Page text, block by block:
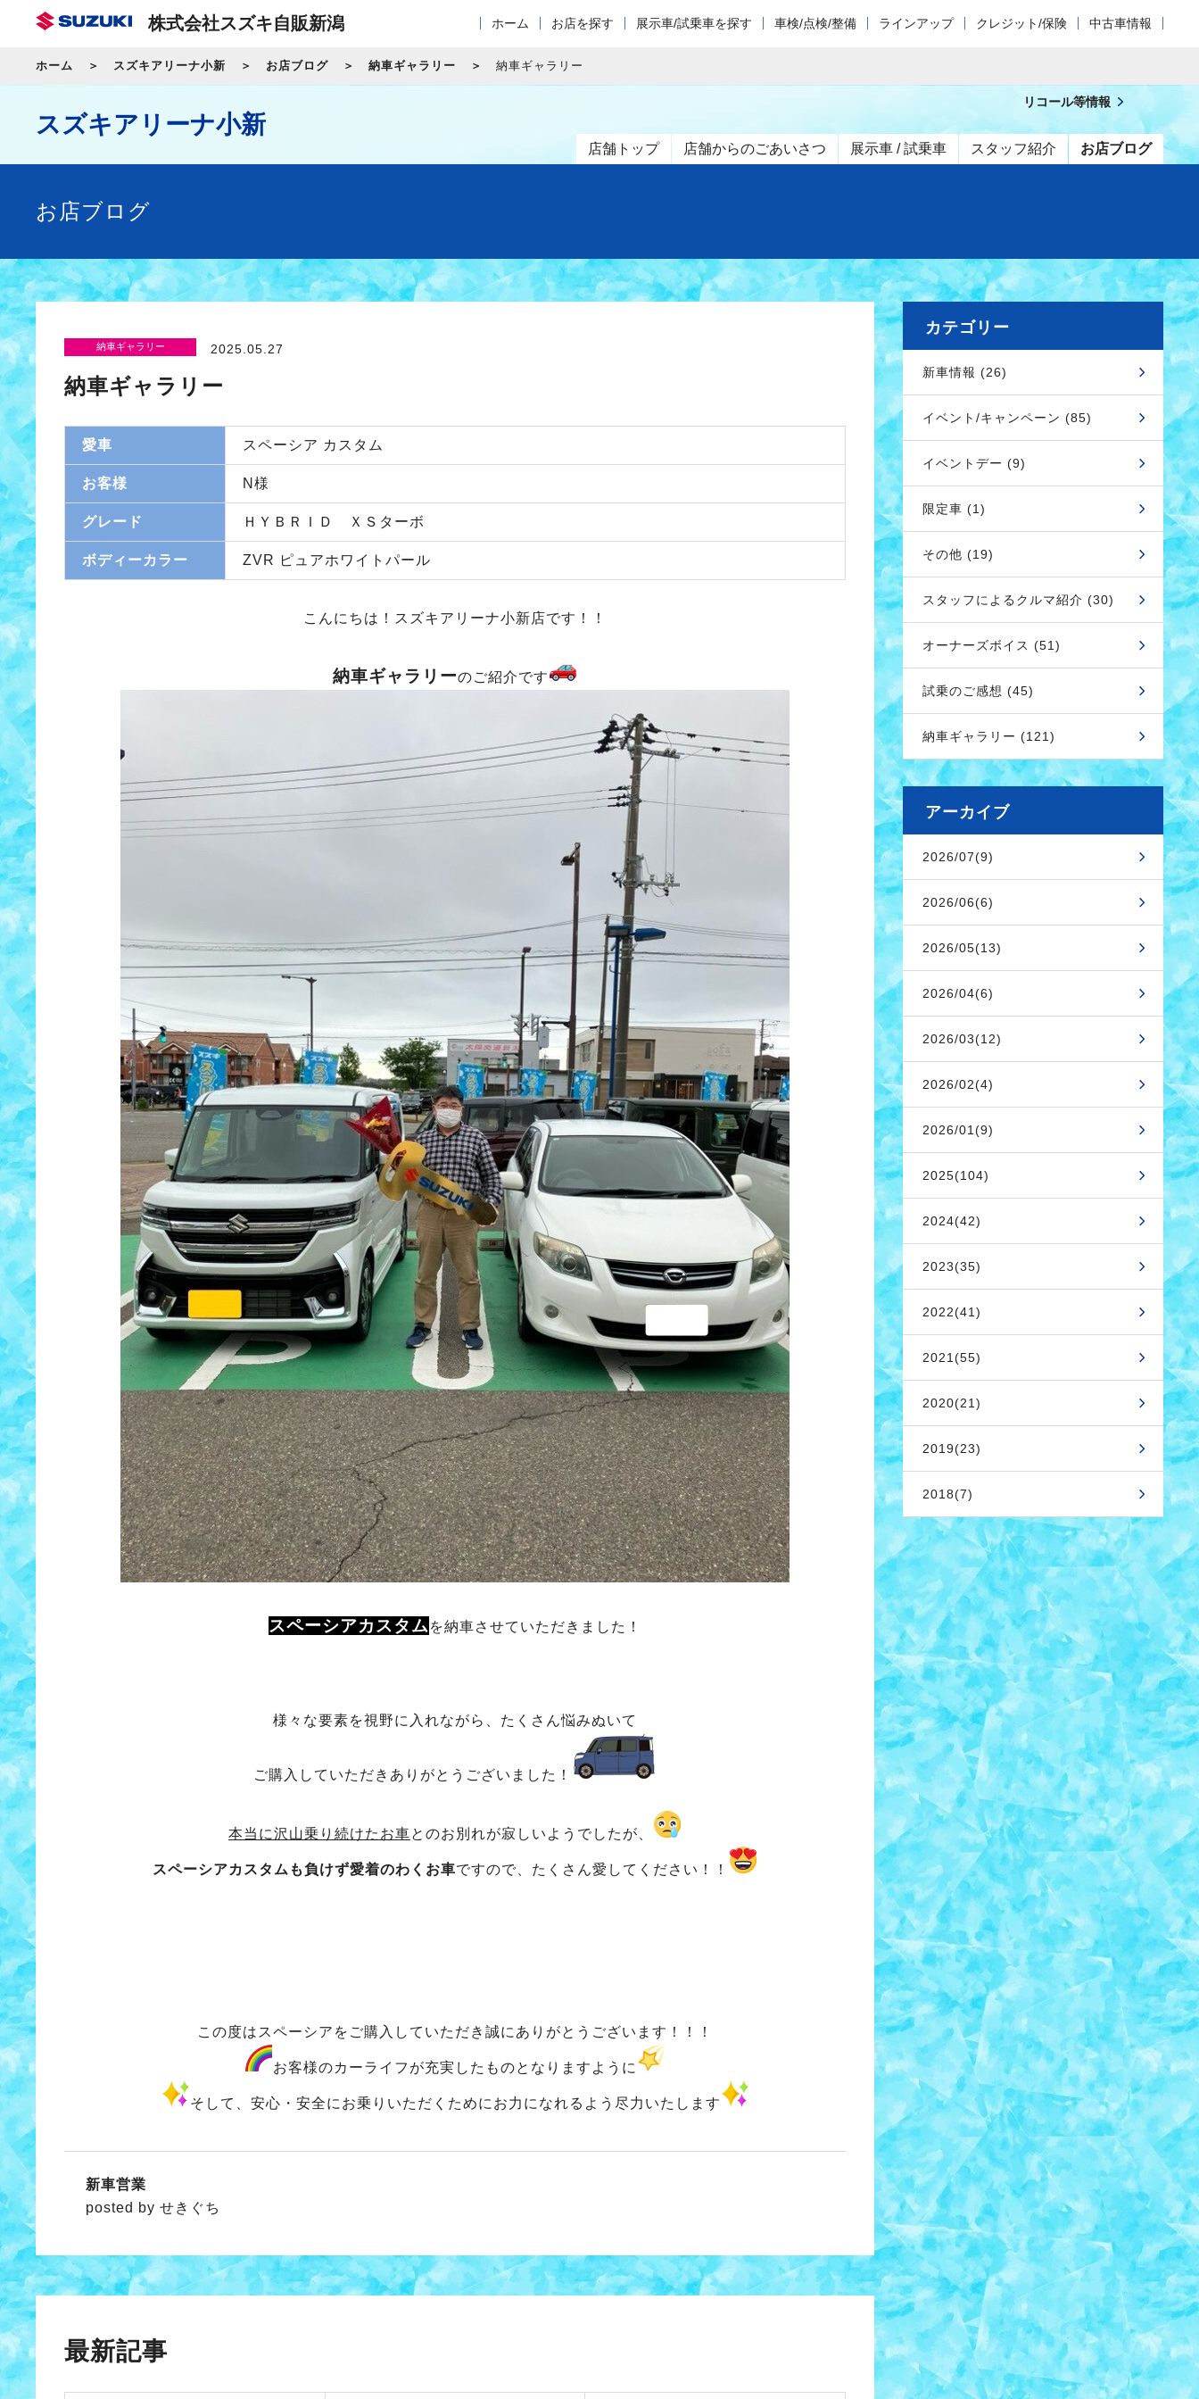
株式会社スズキ自販新潟 ホーム お店を探す 展示車/試乗車を探す 車検/点検/整備 ラインアップ クレジット/保険 中古車情報
ホーム スズキアリーナ小新 お店ブログ 納車ギャラリー 納車ギャラリー
スズキアリーナ小新
店舗トップ 店舗からのごあいさつ 展示車 / 試乗車 スタッフ紹介 お店ブログ
リコール等情報
お店ブログ
納車ギャラリー 2025.05.27
納車ギャラリー
愛車 スペーシア カスタム
お客様 N様
グレード ＨＹＢＲＩＤ ＸＳターボ
ボディーカラー ZVR ピュアホワイトパール
こんにちは！スズキアリーナ小新店です！！
納車ギャラリーのご紹介です
スペーシアカスタム を納車させていただきました！
様々な要素を視野に入れながら、たくさん悩みぬいて
ご購入していただきありがとうございました！
本当に沢山乗り続けたお車とのお別れが寂しいようでしたが、
スペーシアカスタムも負けず愛着のわくお車ですので、たくさん愛してください！！
この度はスペーシアをご購入していただき誠にありがとうございます！！！
お客様のカーライフが充実したものとなりますように
そして、安心・安全にお乗りいただくためにお力になれるよう尽力いたします
新車営業
posted by せきぐち
最新記事
カテゴリー
新車情報 (26)
イベント/キャンペーン (85)
イベントデー (9)
限定車 (1)
その他 (19)
スタッフによるクルマ紹介 (30)
オーナーズボイス (51)
試乗のご感想 (45)
納車ギャラリー (121)
アーカイブ
2026/07(9)
2026/06(6)
2026/05(13)
2026/04(6)
2026/03(12)
2026/02(4)
2026/01(9)
2025(104)
2024(42)
2023(35)
2022(41)
2021(55)
2020(21)
2019(23)
2018(7)